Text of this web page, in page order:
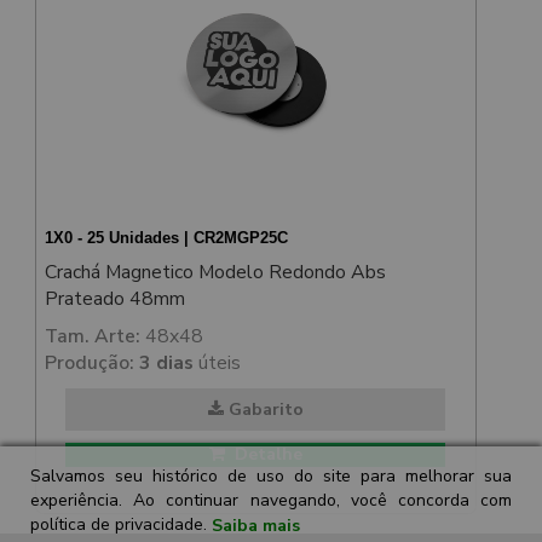
1X0 - 25 Unidades | CR2MGP25C
Crachá Magnetico Modelo Redondo Abs
Prateado 48mm
Tam. Arte: 48x48
Produção: 3 dias úteis
Gabarito
Salvamos seu histórico de uso do site para melhorar sua
experiência. Ao continuar navegando, você concorda com
política de privacidade. Saiba mais